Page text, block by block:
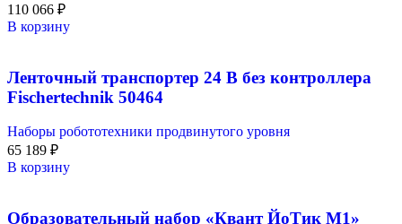
110 066 ₽
В корзину
Ленточный транспортер 24 В без контроллера
Fischertechnik 50464
Наборы робототехники продвинутого уровня
65 189 ₽
В корзину
Образовательный набор «Квант ЙоТик М1»